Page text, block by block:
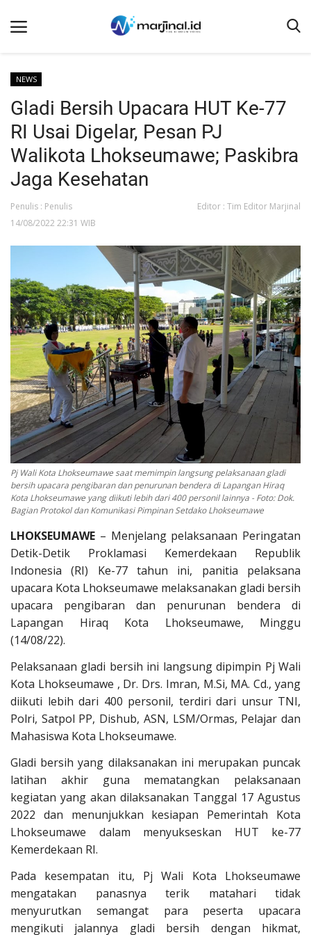
Beranda
NEWS
Redaksi
EDUKASI
SOSOK
LENSA
ADVETORIAL
OPINI
Kontak
GALERI
Ketentuan dan Layanan
Pedoman Media Siber
Privacy Policy
Alamat Kami
Tentang Kami
Login
Daftar
NEWS
Gladi Bersih Upacara HUT Ke-77
RI Usai Digelar, Pesan PJ
Walikota Lhokseumawe; Paskibra
Jaga Kesehatan
Penulis : Penulis
Editor : Tim Editor Marjinal
14/08/2022 22:31 WIB
Pj Wali Kota Lhokseumawe saat memimpin langsung pelaksanaan gladi
bersih upacara pengibaran dan penurunan bendera di Lapangan Hiraq
Kota Lhokseumawe yang diikuti lebih dari 400 personil lainnya - Foto: Dok.
Bagian Protokol dan Komunikasi Pimpinan Setdako Lhokseumawe
LHOKSEUMAWE – Menjelang pelaksanaan Peringatan
Detik-Detik Proklamasi Kemerdekaan Republik
Indonesia (RI) Ke-77 tahun ini, panitia pelaksana
upacara Kota Lhokseumawe melaksanakan gladi bersih
upacara pengibaran dan penurunan bendera di
Lapangan Hiraq Kota Lhokseumawe, Minggu
(14/08/22).
Pelaksanaan gladi bersih ini langsung dipimpin Pj Wali
Kota Lhokseumawe , Dr. Drs. Imran, M.Si, MA. Cd., yang
diikuti lebih dari 400 personil, terdiri dari unsur TNI,
Polri, Satpol PP, Dishub, ASN, LSM/Ormas, Pelajar dan
Mahasiswa Kota Lhokseumawe.
Gladi bersih yang dilaksanakan ini merupakan puncak
latihan akhir guna mematangkan pelaksanaan
kegiatan yang akan dilaksanakan Tanggal 17 Agustus
2022 dan menunjukkan kesiapan Pemerintah Kota
Lhokseumawe dalam menyukseskan HUT ke-77
Kemerdekaan RI.
Pada kesempatan itu, Pj Wali Kota Lhokseumawe
mengatakan panasnya terik matahari tidak
menyurutkan semangat para peserta upacara
mengikuti jalannya gladi bersih dengan hikmat,